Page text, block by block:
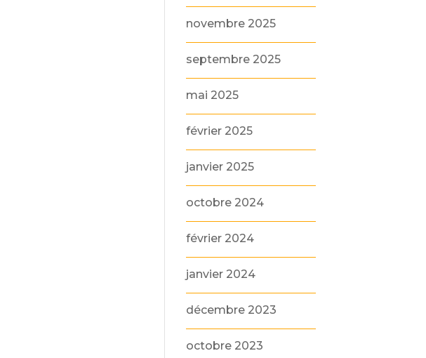
novembre 2025
septembre 2025
mai 2025
février 2025
janvier 2025
octobre 2024
février 2024
janvier 2024
décembre 2023
octobre 2023